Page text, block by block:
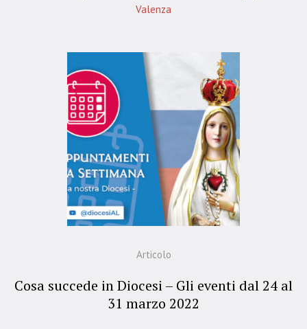
Valenza
Articolo
Cosa succede in Diocesi – Gli eventi dal 24 al
31 marzo 2022